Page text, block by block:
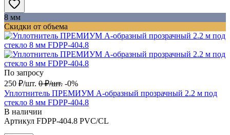
8 мм
Скидки от объема
По запросу
250 ₽/шт. 0 ₽/шт. -0%
Уплотнитель ПРЕМИУМ А-образный прозрачный 2.2 м под
стекло 8 мм FDPP-404.8
В наличии
Артикул FDPP-404.8 PVC/CL